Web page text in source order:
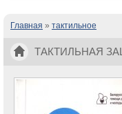
Вы здесь
Главная » тактильное
ТАКТИЛЬНАЯ